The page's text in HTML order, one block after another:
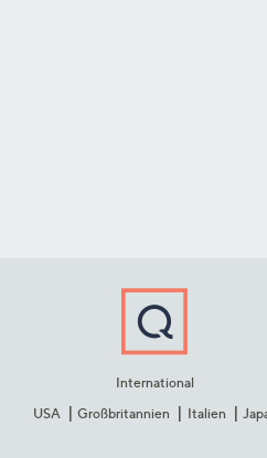
International
USA
Großbritannien Italien